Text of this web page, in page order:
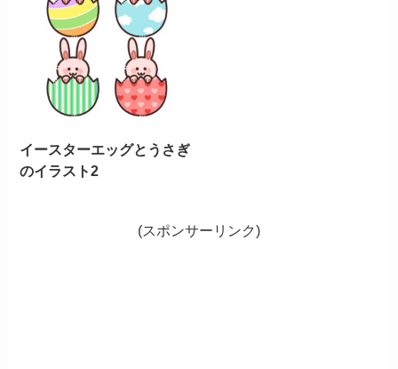
イースターエッグとうさぎ
のイラスト2
(スポンサーリンク)